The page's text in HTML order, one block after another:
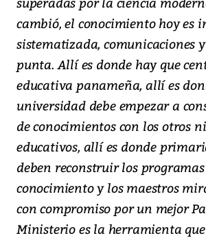
cambió, el conocimiento hoy es
sistematizada, comunicaciones
punta. Allí es donde hay que
educativa panameña, allí es
universidad debe empezar a
de conocimientos con los otros
educativos, allí es donde
deben reconstruir los
conocimiento y los maestros
con compromiso por un mejor
Ministerio es la herramienta que